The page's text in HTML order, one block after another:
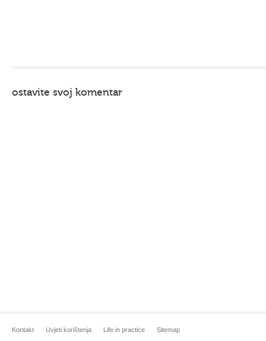
ostavite svoj komentar
Kontakt Uvjeti korištenja Life in practice Sitemap